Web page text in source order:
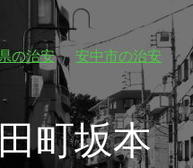
の治安
安中市の治安
町坂本